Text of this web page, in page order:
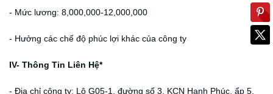
- Mức lương: 8,000,000-12,000,000
- Hưởng các chế độ phúc lợi khác của công ty
IV- Thông Tin Liên Hệ*
- Địa chỉ công ty: Lô G05-1, đường số 3, KCN Hạnh Phúc, ấp 5,